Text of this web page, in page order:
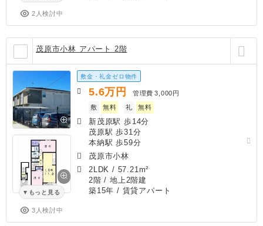
2人検討中
茂原市小林 アパート 2階
もっと見る
3人検討中
敷金・礼金ゼロ物件
5.6万円 管理費 3,000円
敷
無料 礼 無料
新茂原駅 歩14分
茂原駅 歩31分
本納駅 歩59分
茂原市小林
2LDK / 57.21m²
2階 / 地上2階建
築15年 / 賃貸アパート